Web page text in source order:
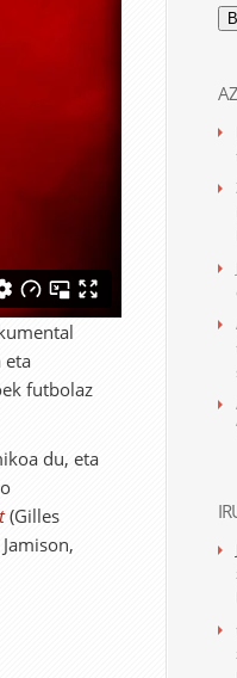
eta
futbolaz
du, eta
(Gilles